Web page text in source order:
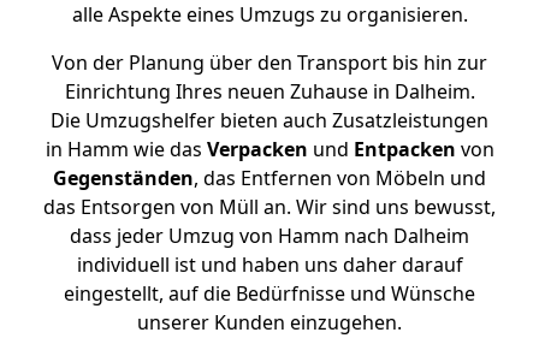
alle Aspekte eines Umzugs zu organisieren.
Von der Planung über den Transport bis hin zur
Einrichtung Ihres neuen Zuhause in Dalheim.
Die Umzugshelfer bieten auch Zusatzleistungen
in Hamm wie das Verpacken und Entpacken von
Gegenständen, das Entfernen von Möbeln und
das Entsorgen von Müll an. Wir sind uns bewusst,
dass jeder Umzug von Hamm nach Dalheim
individuell ist und haben uns daher darauf
eingestellt, auf die Bedürfnisse und Wünsche
unserer Kunden einzugehen.